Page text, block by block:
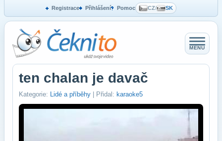
Registrace Přihlášení Pomoc CZ/ SK
MENU
ten chalan je davač
Kategorie: Lidé a příběhy | Přidal: karaoke5